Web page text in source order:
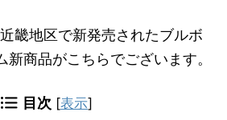
畿地区で新発売されたブルボ
新商品がこちらでございます。
目次 [表示]